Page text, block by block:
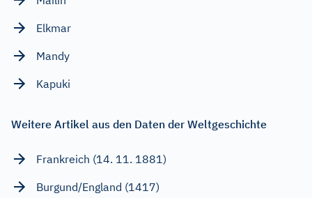
Elkmar
Mandy
Kapuki
Weitere Artikel aus den Daten der Weltgeschichte
Frankreich (14. 11. 1881)
Burgund/England (1417)